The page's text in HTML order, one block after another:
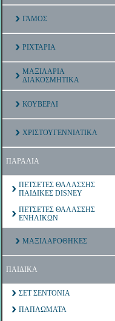
ΓΑΜΟΣ
ΡΙΧΤΑΡΙΑ
ΜΑΞΙΛΑΡΙΑ
ΔΙΑΚΟΣΜΗΤΙΚΑ
ΚΟΥΒΕΡΛΙ
ΧΡΙΣΤΟΥΓΕΝΝΙΑΤΙΚΑ
ΠΑΡΑΛΙΑ
ΠΕΤΣΕΤΕΣ ΘΑΛΑΣΣΗΣ
ΠΑΙΔΙΚΕΣ DISNEY
ΠΕΤΣΕΤΕΣ ΘΑΛΑΣΣΗΣ
ΕΝΗΛΙΚΩΝ
ΜΑΞΙΛΑΡΟΘΗΚΕΣ
ΠΑΙΔΙΚΑ
ΣΕΤ ΣΕΝΤΟΝΙΑ
ΠΑΠΛΩΜΑΤΑ